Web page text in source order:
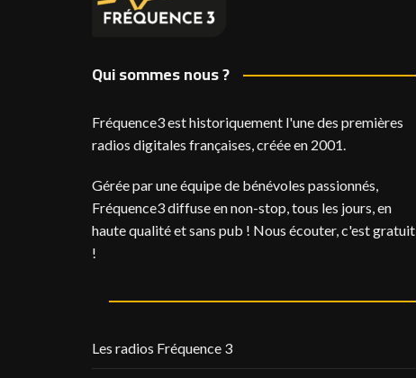
Qui sommes nous ?
Fréquence3 est historiquement l'une des premières
radios digitales françaises, créée en 2001.
Gérée par une équipe de bénévoles passionnés,
Fréquence3 diffuse en non-stop, tous les jours, en
haute qualité et sans pub ! Nous écouter, c'est gratuit
!
Les radios Fréquence 3